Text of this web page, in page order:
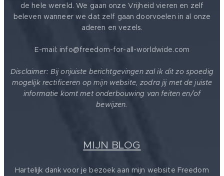
de hele wereld. We gaan onze Vrijheid vieren en zelf
beleven wanneer we dat zelf gaan doorvoelen in al onze
aderen en vezels.
E-mail: info@freedom-for-all-worldwide.com
Disclaimer: Bij onjuiste berichtgevingen zal ik dit zo spoedig
mogelijk rectificeren op mijn website, zodra jij met de juiste
informatie komt met onderbouwing van feiten en/of
bewijzen.
MIJN BLOG
Hartelijk dank voor je bezoek aan mijn website Freedom